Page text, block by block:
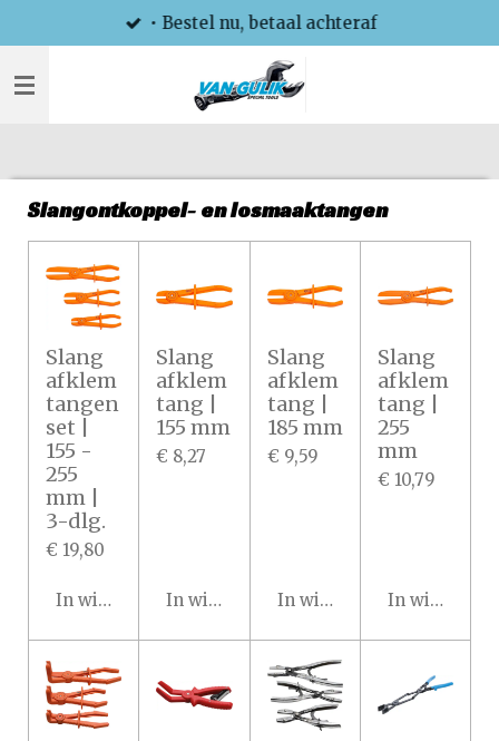
direct
naar
• Bestel nu, betaal achteraf
Slangontkoppel- en losmaaktangen
Slang
afklem
tangen
set |
155 -
255
mm |
3-dlg.
€ 19,80
In winkelwagen
Slang
afklem
tang |
155 mm
€ 8,27
In winkelwagen
Slang
afklem
tang |
185 mm
€ 9,59
In winkelwagen
Slang
afklem
tang |
255
mm
€ 10,79
In